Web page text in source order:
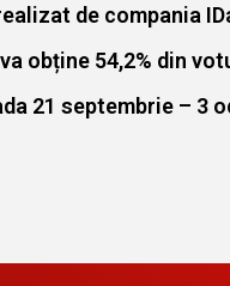
de compania
54,2% din
21 septembrie – 3